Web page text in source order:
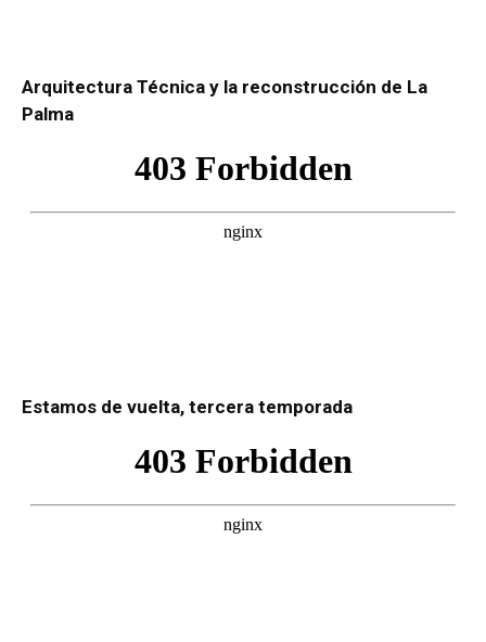
Arquitectura Técnica y la reconstrucción de La
Palma
Estamos de vuelta, tercera temporada